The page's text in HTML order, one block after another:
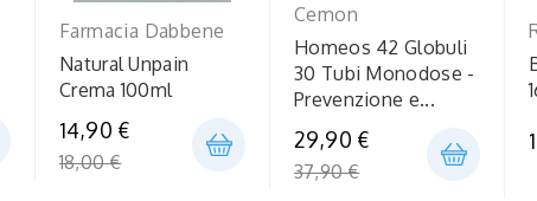
Farmacia Dabbene
Natural Unpain
Crema 100ml
14,90 €
regolare
18,00 €
Cemon
Homeos 42 Globuli
30 Tubi Monodose -
Prevenzione e...
29,90 €
regolare
37,90 €